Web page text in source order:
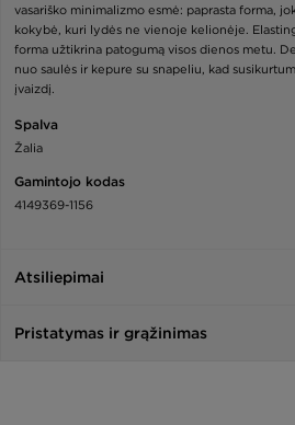
vasariško minimalizmo esmė: paprasta forma,
kokybė, kuri lydės ne vienoje kelionėje.
forma užtikrina patogumą visos dienos metu.
nuo saulės ir kepure su snapeliu, kad
įvaizdį.
Spalva
Žalia
Gamintojo kodas
4149369-1156
Atsiliepimai
Pristatymas ir grąžinimas